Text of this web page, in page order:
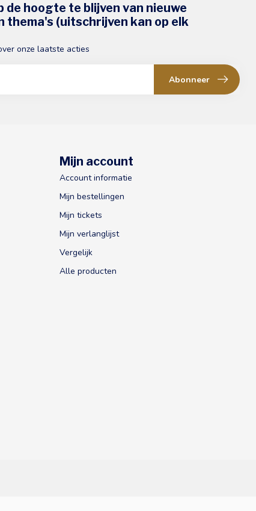
de hoogte te blijven van nieuwe
thema's (uitschrijven kan op elk
onze laatste acties
Abonneer
Mijn account
Account informatie
Mijn bestellingen
Mijn tickets
Mijn verlanglijst
Vergelijk
Alle producten